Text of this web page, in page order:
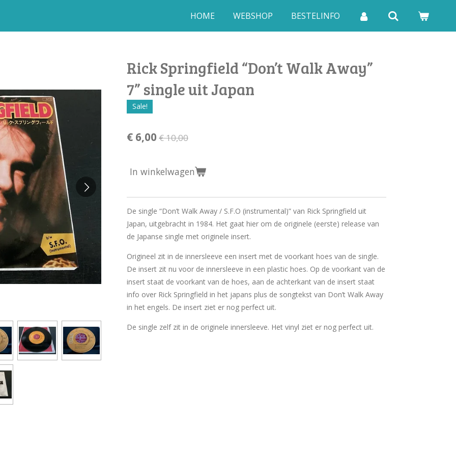
HOME WEBSHOP BESTELINFO
Rick Springfield “Don’t Walk Away”
7” single uit Japan
Sale!
€ 6,00 € 10,00
In winkelwagen
De single “Don’t Walk Away / S.F.O (instrumental)” van Rick Springfield uit
Japan, uitgebracht in 1984. Het gaat hier om de originele (eerste) release van
de Japanse single met originele insert.
Origineel zit in de innersleeve een insert met de voorkant hoes van de single.
De insert zit nu voor de innersleeve in een plastic hoes. Op de voorkant van de
insert staat de voorkant van de hoes, aan de achterkant van de insert staat
info over Rick Springfield in het japans plus de songtekst van Don’t Walk Away
in het engels. De insert ziet er nog perfect uit.
De single zelf zit in de originele innersleeve. Het vinyl ziet er nog perfect uit.